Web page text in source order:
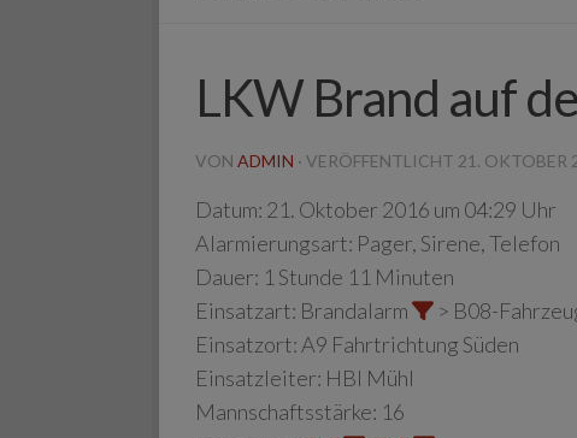
LKW Brand auf
VON ADMIN · VERÖFFENTLICHT 21. OKTOBER
Datum: 21. Oktober 2016 um 04:29 Uhr
Alarmierungsart: Pager, Sirene, Telefon
Dauer: 1 Stunde 11 Minuten
Einsatzart: Brandalarm
> B08-
Einsatzort: A9 Fahrtrichtung Süden
Einsatzleiter: HBI Mühl
Mannschaftsstärke: 16